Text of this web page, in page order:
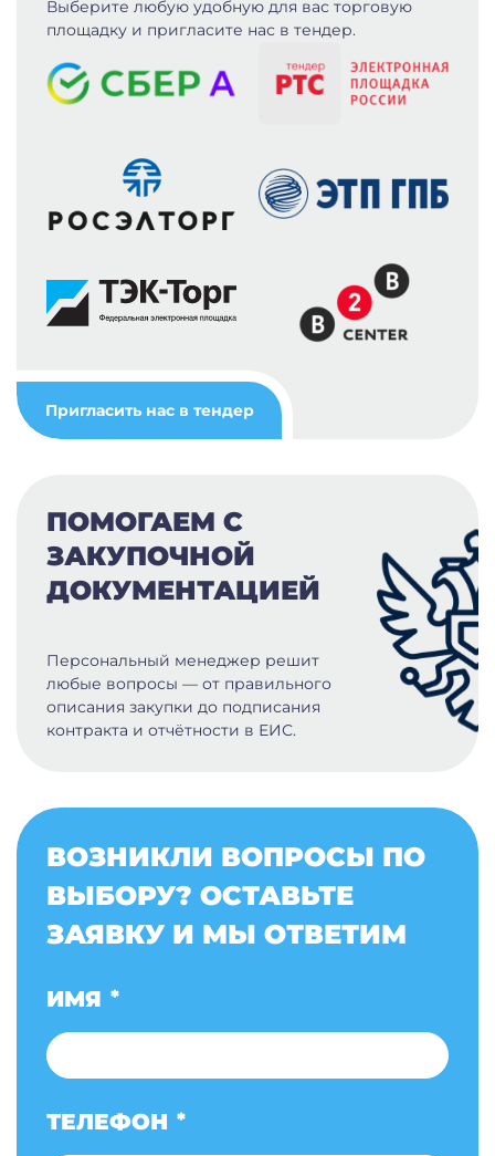
Выберите любую удобную для вас торговую
площадку и пригласите нас в тендер.
Пригласить нас в тендер
ПОМОГАЕМ С
ЗАКУПОЧНОЙ
ДОКУМЕНТАЦИЕЙ
Персональный менеджер решит
любые вопросы — от правильного
описания закупки до подписания
контракта и отчётности в ЕИС.
ВОЗНИКЛИ ВОПРОСЫ ПО
ВЫБОРУ? ОСТАВЬТЕ
ЗАЯВКУ И МЫ ОТВЕТИМ
ИМЯ *
ТЕЛЕФОН *